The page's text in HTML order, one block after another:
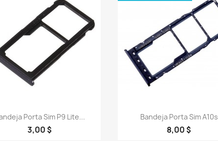
Vista rápida
Porta Sim P9 Lite...
3,00 $
Vista rápida
Bandeja Porta Sim A10s
8,00 $